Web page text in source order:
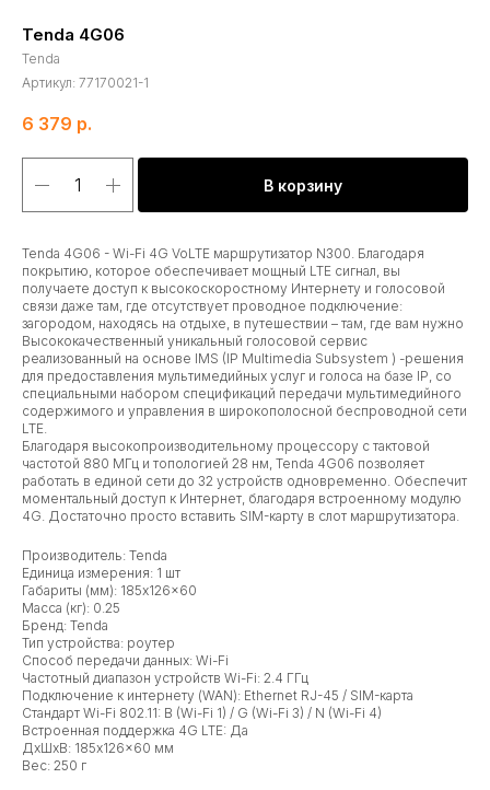
Tenda 4G06
Tenda
Артикул: 77170021-1
6 379 р.
В корзину
Tenda 4G06 - Wi-Fi 4G VoLTE маршрутизатор N300. Благодаря
покрытию, которое обеспечивает мощный LTE сигнал, вы
получаете доступ к высокоскоростному Интернету и голосовой
связи даже там, где отсутствует проводное подключение:
загородом, находясь на отдыхе, в путешествии – там, где вам нужно
Высококачественный уникальный голосовой сервис
реализованный на основе IMS (IP Multimedia Subsystem ) -решения
для предоставления мультимедийных услуг и голоса на базе IP, со
специальными набором спецификаций передачи мультимедийного
содержимого и управления в широкополосной беспроводной сети
LTE.
Благодаря высокопроизводительному процессору с тактовой
частотой 880 МГц и топологией 28 нм, Tenda 4G06 позволяет
работать в единой сети до 32 устройств одновременно. Обеспечит
моментальный доступ к Интернет, благодаря встроенному модулю
4G. Достаточно просто вставить SIM-карту в слот маршрутизатора.
Производитель: Tenda
Единица измерения: 1 шт
Габариты (мм): 185x126x60
Масса (кг): 0.25
Бренд: Tenda
Тип устройства: роутер
Способ передачи данных: Wi-Fi
Частотный диапазон устройств Wi-Fi: 2.4 ГГц
Подключение к интернету (WAN): Ethernet RJ-45 / SIM-карта
Стандарт Wi-Fi 802.11: B (Wi-Fi 1) / G (Wi-Fi 3) / N (Wi-Fi 4)
Встроенная поддержка 4G LTE: Да
ДxШxВ: 185x126x60 мм
Вес: 250 г